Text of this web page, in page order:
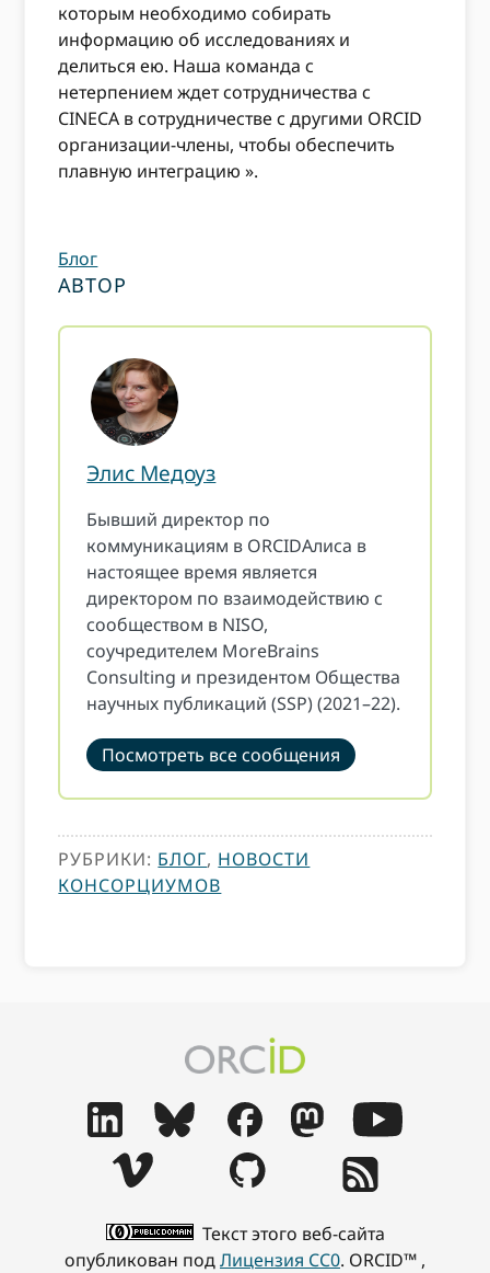
которым необходимо собирать
информацию об исследованиях и
делиться ею. Наша команда с
нетерпением ждет сотрудничества с
CINECA в сотрудничестве с другими ORCID
организации-члены, чтобы обеспечить
плавную интеграцию ».
Блог
АВТОР
Элис Медоуз
Бывший директор по
коммуникациям в ORCIDАлиса в
настоящее время является
директором по взаимодействию с
сообществом в NISO,
соучредителем MoreBrains
Consulting и президентом Общества
научных публикаций (SSP) (2021–22).
Посмотреть все сообщения
РУБРИКИ: БЛОГ, НОВОСТИ
КОНСОРЦИУМОВ
Текст этого веб-сайта
опубликован подЛицензия CC0. ORCID™ ,